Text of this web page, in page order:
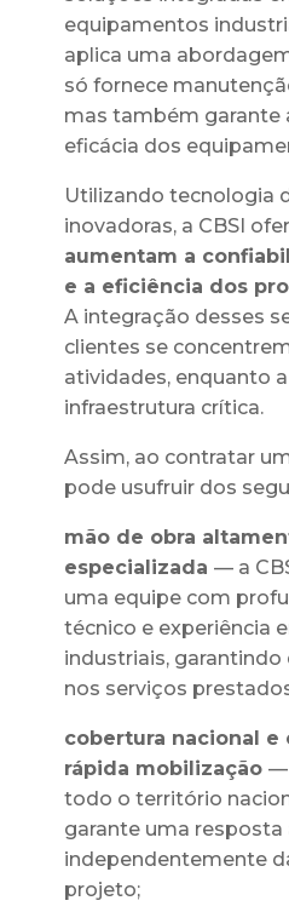
equipamentos
aplica uma
só fornece
mas também garante
eficácia dos
Utilizando tecnologia
inovadoras, a CBSI
aumentam a
e a eficiência dos
A integração desses
clientes se
atividades, enquanto
infraestrutura crítica.
Assim, ao contratar
pode usufruir dos
mão de obra
especializada — a
uma equipe com
técnico e experiência
industriais,
nos serviços
cobertura nacional e
rápida mobilização —
todo o território
garante uma resposta
independentemente
projeto;